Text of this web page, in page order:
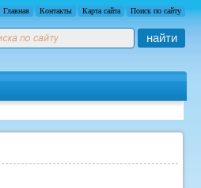
Главная Контакты Карта сайта Поиск по сайту
найти